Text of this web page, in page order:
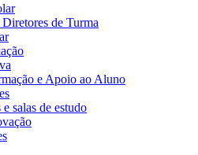
de Turma
e Apoio ao Aluno
salas de estudo